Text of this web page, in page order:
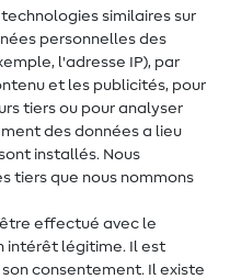
similaires sur
personnelles des
l'adresse IP), par
et les publicités, pour
tiers ou pour analyser
des données a lieu
installés. Nous
tiers que nous nommons
effectué avec le
intérêt légitime. Il est
consentement. Il existe